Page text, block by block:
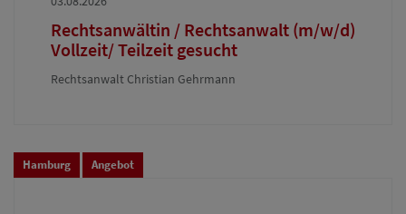
Rechtsanwältin / Rechtsanwalt (m/w/d)
Vollzeit/ Teilzeit gesucht
Rechtsanwalt Christian Gehrmann
Hamburg Angebot